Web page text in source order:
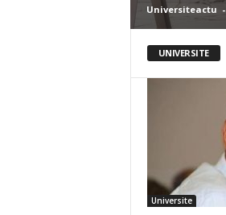
Universiteactu -
UNIVERSITE
Universite